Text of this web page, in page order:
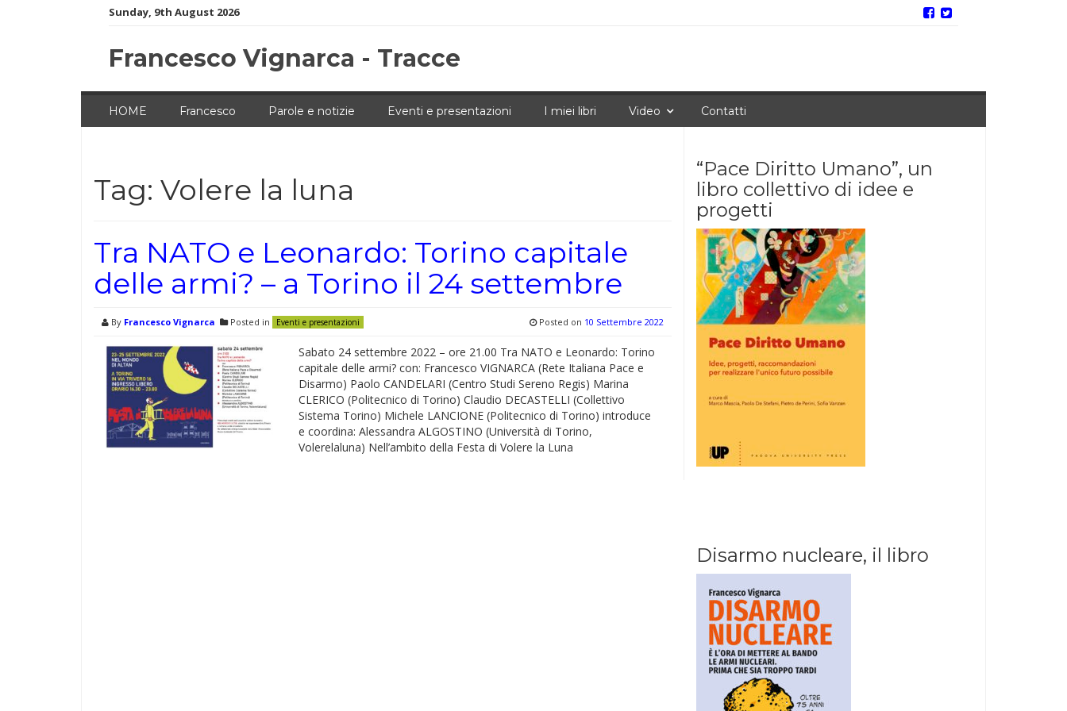
Sunday, 9th August 2026
Francesco Vignarca - Tracce
HOME Francesco Parole e notizie Eventi e presentazioni I miei libri Video Contatti
Tag: Volere la luna
Tra NATO e Leonardo: Torino capitale
delle armi? – a Torino il 24 settembre
By Francesco Vignarca Posted in Eventi e presentazioni Posted on 10 Settembre 2022
Sabato 24 settembre 2022 – ore 21.00 Tra NATO e Leonardo: Torino
capitale delle armi? con: Francesco VIGNARCA (Rete Italiana Pace e
Disarmo) Paolo CANDELARI (Centro Studi Sereno Regis) Marina
CLERICO (Politecnico di Torino) Claudio DECASTELLI (Collettivo
Sistema Torino) Michele LANCIONE (Politecnico di Torino) introduce
e coordina: Alessandra ALGOSTINO (Università di Torino,
Volerelaluna) Nell’ambito della Festa di Volere la Luna
“Pace Diritto Umano”, un
libro collettivo di idee e
progetti
Disarmo nucleare, il libro